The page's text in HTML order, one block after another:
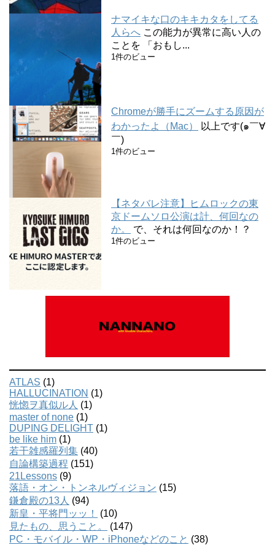
ナマイキな口のキキカタをしてる
人らへ この能力が異常に高い人の
ことを 「おもし...
1件のビュー
Chromeが勝手にズームする原因が
わかったよ（Mac）
以上です(๑￣∀
￣)
1件のビュー
【ネタバレ注意】ヒムロックの東
京ドームソロ公演は計、何回なの
か。
で、それは何回なのか！？
1件のビュー
ATLAS (1)
HALLUCINATION (1)
恍惚ヲ真似ル人 (1)
master of none (1)
DUPING DELIGHT (1)
be like him (1)
若干雑感羅列集 (40)
自論構築過程 (151)
21Lessons (9)
落語・オン・トンネルヴィジョン (15)
鎌倉殿の13人 (94)
新皇・平将門ッッ！
(10)
見たもの、思うこと。
(147)
PC・モバイル・WP・iPhoneなどのこと (38)